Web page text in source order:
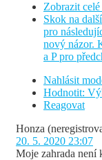
Zobrazit
Skok na
pro
nový názor.
a P pro
Nahlásit
Hodnotit:
Reagovat
Honza
20. 5. 2020 23:07
Moje zahrada není